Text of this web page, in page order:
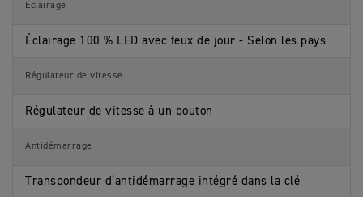
Éclairage
Éclairage 100 % LED avec feux de jour - Selon les pays
Régulateur de vitesse
Régulateur de vitesse à un bouton
Antidémarrage
Transpondeur d’antidémarrage intégré dans la clé